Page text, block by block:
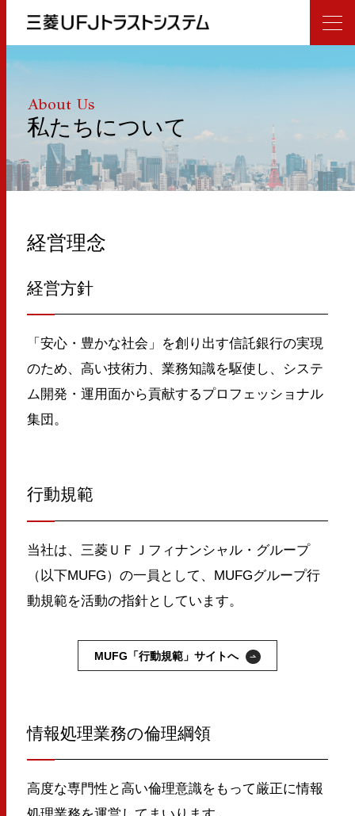
About Us
私たちについて
経営理念
経営方針
「安心・豊かな社会」を創り出す信託銀行の実現
のため、高い技術力、業務知識を駆使し、システ
ム開発・運用面から貢献するプロフェッショナル
集団。
行動規範
当社は、三菱ＵＦＪフィナンシャル・グループ
（以下MUFG）の一員として、MUFGグループ行
動規範を活動の指針としています。
MUFG「行動規範」サイトへ
情報処理業務の倫理綱領
高度な専門性と高い倫理意識をもって厳正に情報